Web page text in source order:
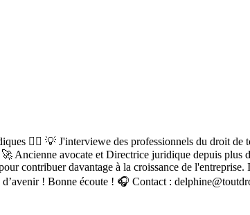
👩‍⚖️ 💡 J'interviewe des professionnels du droit de
Ancienne avocate et Directrice juridique depuis plus
contribuer davantage à la croissance de
! Bonne écoute ! 🎧 Contact :